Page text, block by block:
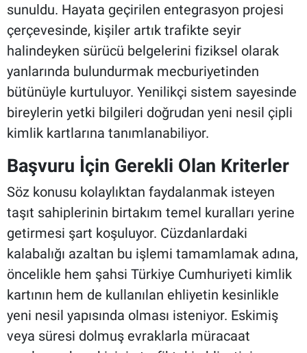
sunuldu. Hayata geçirilen entegrasyon projesi
çerçevesinde, kişiler artık trafikte seyir
halindeyken sürücü belgelerini fiziksel olarak
yanlarında bulundurmak mecburiyetinden
bütünüyle kurtuluyor. Yenilikçi sistem sayesinde
bireylerin yetki bilgileri doğrudan yeni nesil çipli
kimlik kartlarına tanımlanabiliyor.
Başvuru İçin Gerekli Olan Kriterler
Söz konusu kolaylıktan faydalanmak isteyen
taşıt sahiplerinin birtakım temel kuralları yerine
getirmesi şart koşuluyor. Cüzdanlardaki
kalabalığı azaltan bu işlemi tamamlamak adına,
öncelikle hem şahsi Türkiye Cumhuriyeti kimlik
kartının hem de kullanılan ehliyetin kesinlikle
yeni nesil yapısında olması isteniyor. Eskimiş
veya süresi dolmuş evraklarla müracaat